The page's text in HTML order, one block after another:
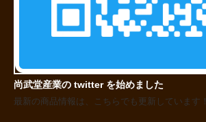
尚武堂産業の twitter を始めました
最新の商品情報は、こちらでも更新しています！